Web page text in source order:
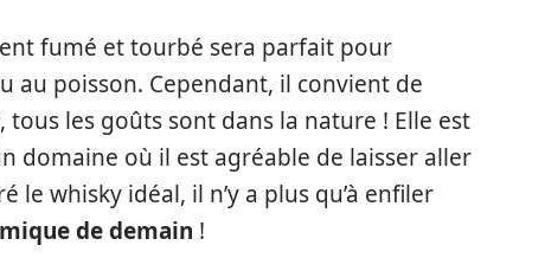
fumé et tourbé sera parfait pour
au poisson. Cependant, il convient de
les goûts sont dans la nature ! Elle est
domaine où il est agréable de laisser aller
le whisky idéal, il n’y a plus qu’à enfiler
de demain !